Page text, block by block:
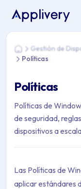
Estás aquí: Home
HomeGestión de
Políticas
Políticas
Políticas de
de seguridad,
dispositivos a
Las Políticas de
aplicar estándares